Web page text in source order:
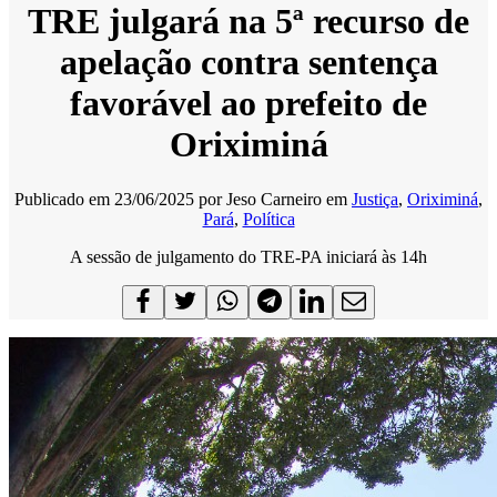
TRE julgará na 5ª recurso de
apelação contra sentença
favorável ao prefeito de
Oriximiná
Publicado em 23/06/2025 porJeso Carneiro em Justiça, Oriximiná,
Pará, Política
A sessão de julgamento do TRE-PA iniciará às 14h